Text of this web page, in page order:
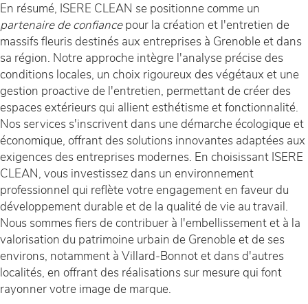
En résumé, ISERE CLEAN se positionne comme un
partenaire de confiancepour la création et l'entretien de
massifs fleuris destinés aux entreprises à Grenoble et dans
sa région. Notre approche intègre l'analyse précise des
conditions locales, un choix rigoureux des végétaux et une
gestion proactive de l'entretien, permettant de créer des
espaces extérieurs qui allient esthétisme et fonctionnalité.
Nos services s'inscrivent dans une démarche écologique et
économique, offrant des solutions innovantes adaptées aux
exigences des entreprises modernes. En choisissant ISERE
CLEAN, vous investissez dans un environnement
professionnel qui reflète votre engagement en faveur du
développement durable et de la qualité de vie au travail.
Nous sommes fiers de contribuer à l'embellissement et à la
valorisation du patrimoine urbain de Grenoble et de ses
environs, notamment à Villard-Bonnot et dans d'autres
localités, en offrant des réalisations sur mesure qui font
rayonner votre image de marque.